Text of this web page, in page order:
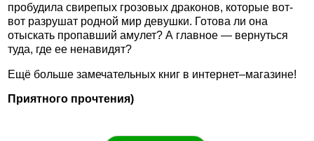
пробудила свирепых грозовых драконов, которые вот-
вот разрушат родной мир девушки. Готова ли она
отыскать пропавший амулет? А главное — вернуться
туда, где ее ненавидят?
Ещё больше замечательных книг в интернет–магазине!
Приятного прочтения)